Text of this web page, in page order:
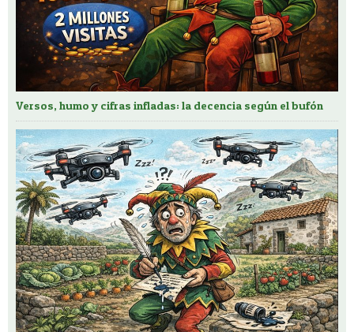
Versos, humo y cifras infladas: la decencia según el bufón